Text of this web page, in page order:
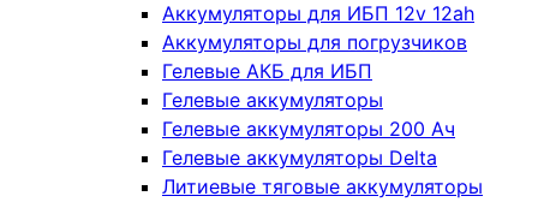
Аккумуляторы для ИБП 12v 12ah
Аккумуляторы для погрузчиков
Гелевые АКБ для ИБП
Гелевые аккумуляторы
Гелевые аккумуляторы 200 Ач
Гелевые аккумуляторы Delta
Литиевые тяговые аккумуляторы